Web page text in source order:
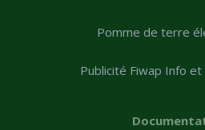
Pomme de terre
Publicité Fiwap Info